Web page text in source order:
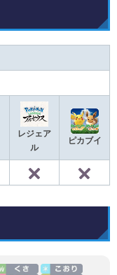
レジェア
ル
ピカブイ